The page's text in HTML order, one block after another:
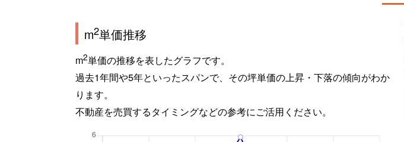
m2単価推移
m2単価の推移を表したグラフです。
過去1年間や5年といったスパンで、その坪単価の上昇・下落の傾向がわか
ります。
不動産を売買するタイミングなどの参考にご活用ください。